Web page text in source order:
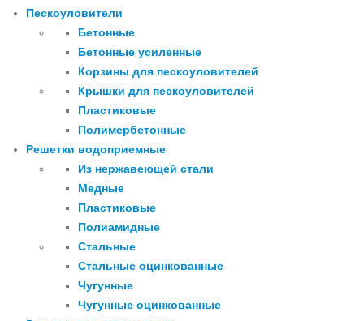
Пескоуловители
Бетонные
Бетонные усиленные
Корзины для пескоуловителей
Крышки для пескоуловителей
Пластиковые
Полимербетонные
Решетки водоприемные
Из нержавеющей стали
Медные
Пластиковые
Полиамидные
Стальные
Стальные оцинкованные
Чугунные
Чугунные оцинкованные